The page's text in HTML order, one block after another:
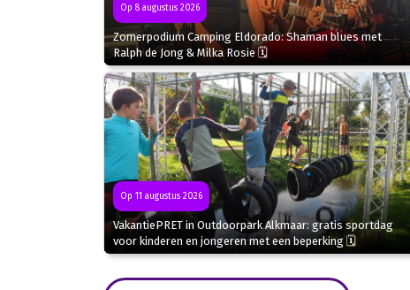
Op 8 augustus 2026
Zomerpodium Camping Eldorado: Shaman blues met
Ralph de Jong & Milka Rosie 🗓
Op 11 augustus 2026
VakantiePRET in Outdoorpark Alkmaar: gratis sportdag
voor kinderen en jongeren met een beperking 🗓